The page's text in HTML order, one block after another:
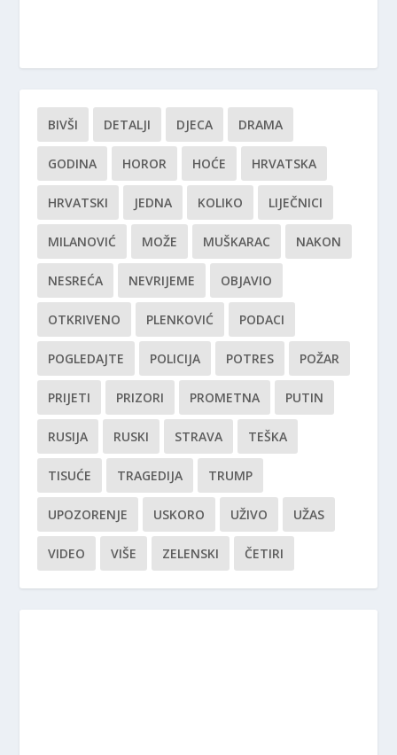
BIVŠI DETALJI DJECA DRAMA
GODINA HOROR HOĆE HRVATSKA
HRVATSKI JEDNA KOLIKO LIJEČNICI
MILANOVIĆ MOŽE MUŠKARAC NAKON
NESREĆA NEVRIJEME OBJAVIO
OTKRIVENO PLENKOVIĆ PODACI
POGLEDAJTE POLICIJA POTRES POŽAR
PRIJETI PRIZORI PROMETNA PUTIN
RUSIJA RUSKI STRAVA TEŠKA
TISUĆE TRAGEDIJA TRUMP
UPOZORENJE USKORO UŽIVO UŽAS
VIDEO VIŠE ZELENSKI ČETIRI